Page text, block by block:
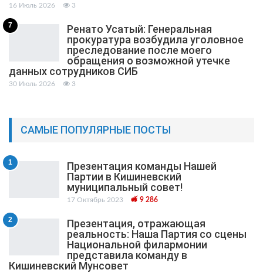
16 Июль 2026 3
7
Ренато Усатый: Генеральная
прокуратура возбудила уголовное
преследование после моего
обращения о возможной утечке
данных сотрудников СИБ
30 Июль 2026 3
САМЫЕ ПОПУЛЯРНЫЕ ПОСТЫ
1
Презентация команды Нашей
Партии в Кишиневский
муниципальный cовет!
17 Октябрь 2023 9 286
2
Презентация, отражающая
реальность: Наша Партия со сцены
Национальной филармонии
представила команду в
Кишиневский Мунсовет